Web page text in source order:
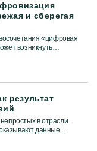
и сберегая
«цифровая
возникнуть
результат
в отрасли.
данные